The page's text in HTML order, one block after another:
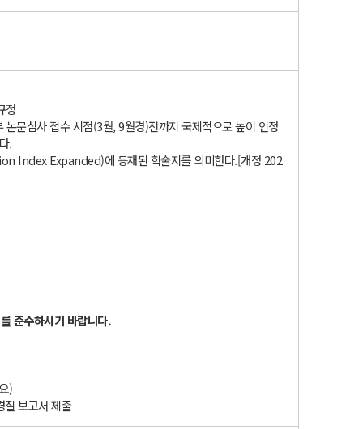
정
문심사 접수 시점(3월, 9월경)전까지 국제적으로 높이 인정
.
Index Expanded)에 등재된 학술지를 의미한다.[개정 202
준수하시기 바랍니다.
)
질 보고서 제출